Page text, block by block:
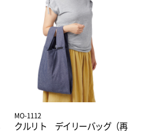
MO-1112
クルリト デイリーバッグ（再